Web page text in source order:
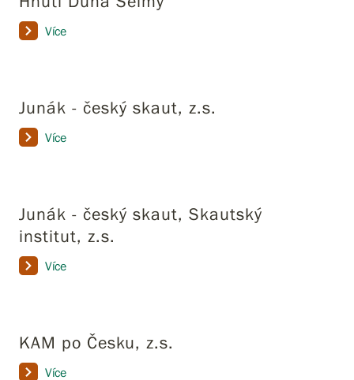
Více
Junák - český skaut, z.s.
Více
Junák - český skaut, Skautský
institut, z.s.
Více
KAM po Česku, z.s.
Více